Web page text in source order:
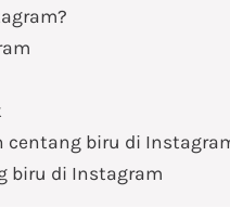
centang biru di
biru di Instagram